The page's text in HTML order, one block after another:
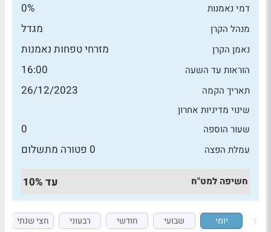
דמי נאמנות 0%
מנהל הקרן מגדל
נאמן הקרן מזרחי טפחות נאמנות
הוראות עד השעה 16:00
תאריך הקמה 26/12/2023
שינוי מדיניות אחרון
שעור הוספה
0
עמלת הפצה 0 פטורה מתשלום
חשיפה למט"ח עד 10%
יומי שבועי חודשי רבעוני חצי שנתי